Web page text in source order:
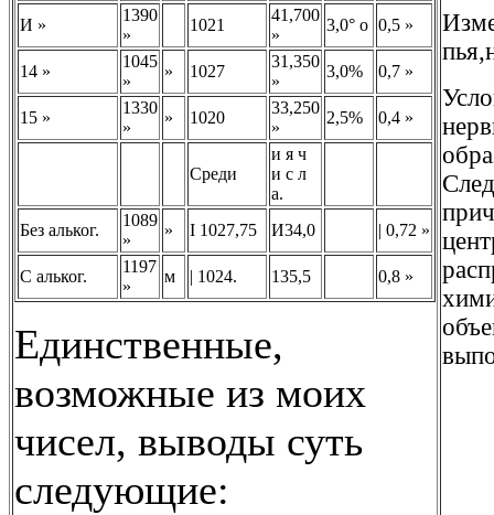
И »
1390
»
1021
41,700
»
3,0° о 0,5 »
14 »
1045
»
» 1027
31,350
»
3,0% 0,7 »
15 »
1330
»
» 1020
33,250
»
2,5% 0,4 »
Среди
и я ч
и с л
а.
Без альког.
1089
»
» I 1027,75 И34,0 | 0,72 »
С альког.
1197
»
м | 1024. 135,5 0,8 »
Единственные,
возможные из моих
чисел, выводы суть
следующие: